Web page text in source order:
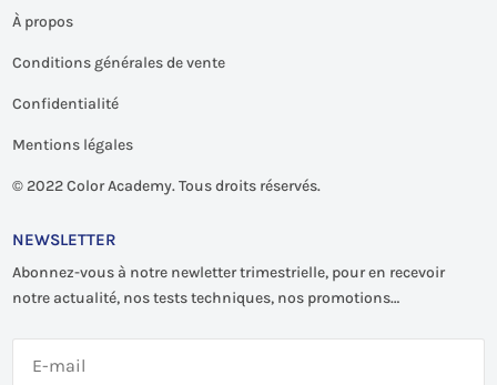
À propos
Conditions générales de vente
Confidentialité
Mentions légales
© 2022 Color Academy. Tous droits réservés.
NEWSLETTER
Abonnez-vous à notre newletter trimestrielle, pour en recevoir
notre actualité, nos tests techniques, nos promotions…